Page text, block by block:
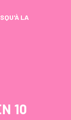
LA
10